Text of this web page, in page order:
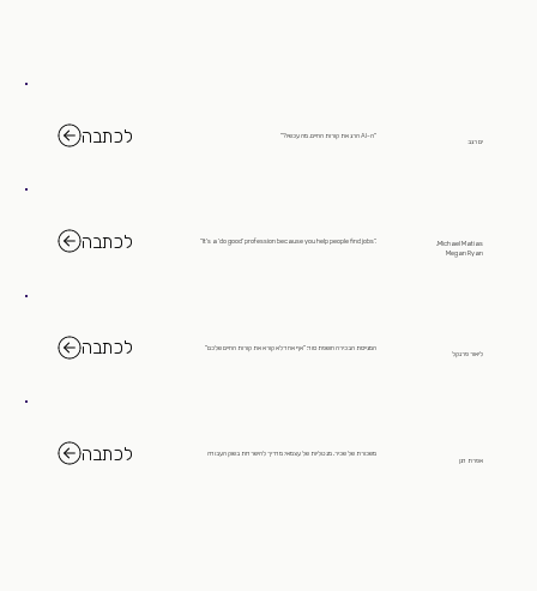
לכתבה
"ה-AI הרג את קורות החיים. מה עכשיו?"
ים רגב
לכתבה .“It's a ‘do good’ profession because you help people find jobs”
Michael Matias,
Megan Ryan
לכתבה
המגייסת הבכירה חושפת סוד: "אף אחד לא קורא את קורות החיים שלכם"
ליאור פרנקל
לכתבה
משכורת של שכיר, מנטליות של עצמאי: מדריך להישרדות בשוק העבודה
אפרת דגן